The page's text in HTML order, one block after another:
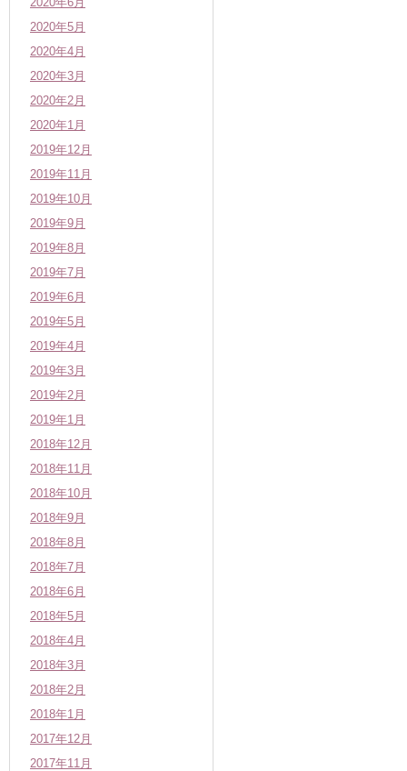
2020年5月
2020年4月
2020年3月
2020年2月
2020年1月
2019年12月
2019年11月
2019年10月
2019年9月
2019年8月
2019年7月
2019年6月
2019年5月
2019年4月
2019年3月
2019年2月
2019年1月
2018年12月
2018年11月
2018年10月
2018年9月
2018年8月
2018年7月
2018年6月
2018年5月
2018年4月
2018年3月
2018年2月
2018年1月
2017年12月
2017年11月